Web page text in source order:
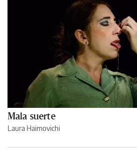
Mala suerte
Laura Haimovichi